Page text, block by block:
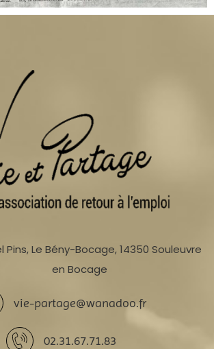
Pins, Le Bény-Bocage, 14350 Souleuvre
en Bocage
vie-partage@wanadoo.fr
02.31.67.71.83